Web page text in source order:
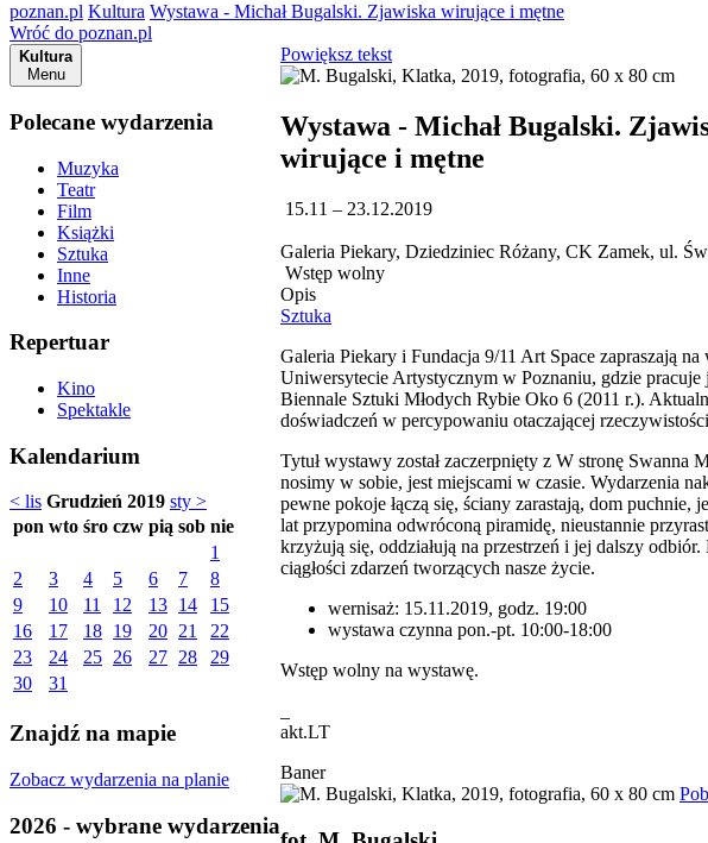
poznan.pl Kultura Wystawa - Michał Bugalski. Zjawiska wirujące i mętne
Wróć do poznan.pl
Kultura
Menu
Polecane wydarzenia
Muzyka
Teatr
Film
Książki
Sztuka
Inne
Historia
Repertuar
Kino
Spektakle
Kalendarium
< lis Grudzień 2019 sty >
pon wto śro czw pią sob nie
1
2
3 4 5 6 7
8
9
10 11 12 13 14
15
16
17 18 19 20 21
22
23
24 25 26 27 28
29
30
31
Znajdź na mapie
Zobacz wydarzenia na planie
2026 - wybrane wydarzenia
Powiększ tekst
Wystawa - Michał Bugalski.
wirujące i mętne
15.11 – 23.12.2019
Galeria Piekary, Dziedziniec Różany, CK Zamek, ul.
Wstęp wolny
Opis
Sztuka
Galeria Piekary i Fundacja 9/11 Art Space zapraszają
Uniwersytecie Artystycznym w Poznaniu, gdzie
Biennale Sztuki Młodych Rybie Oko 6 (2011 r.).
doświadczeń w percypowaniu otaczającej
Tytuł wystawy został zaczerpnięty z W stronę
nosimy w sobie, jest miejscami w czasie. Wydarzenia
pewne pokoje łączą się, ściany zarastają, dom
lat przypomina odwróconą piramidę, nieustannie
krzyżują się, oddziałują na przestrzeń i jej dalszy
ciągłości zdarzeń tworzących nasze życie.
wernisaż: 15.11.2019, godz. 19:00
wystawa czynna pon.-pt. 10:00-18:00
Wstęp wolny na wystawę.
akt.LT
Baner